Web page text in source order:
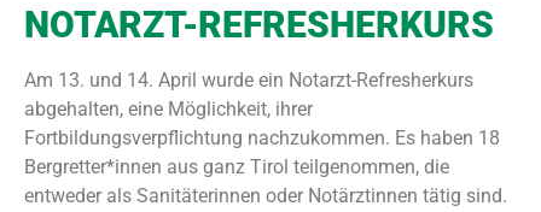
NOTARZT-REFRESHERKURS
Am 13. und 14. April wurde ein Notarzt-Refresherkurs
abgehalten, eine Möglichkeit, ihrer
Fortbildungsverpflichtung nachzukommen. Es haben 18
Bergretter*innen aus ganz Tirol teilgenommen, die
entweder als Sanitäterinnen oder Notärztinnen tätig sind.